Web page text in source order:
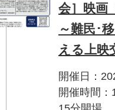
会］映画
～難民･
える上映
開催日：
開催時間